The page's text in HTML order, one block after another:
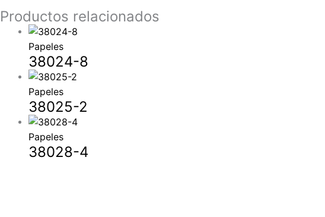
Productos relacionados
Papeles
38024-8
Papeles
38025-2
Papeles
38028-4